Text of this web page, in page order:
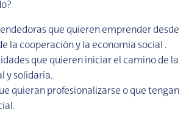
que quieren emprender desde
la cooperación y la economía social .
que quieren iniciar el camino de la
y solidaria.
quieran profesionalizarse o que tengan